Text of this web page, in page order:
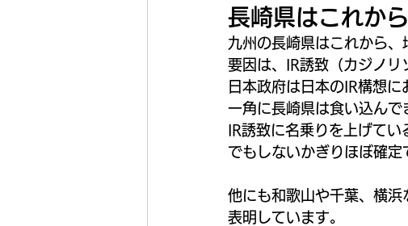
長崎県はこれか
九州の長崎県はこれから、
要因は、IR誘致（カジノリ
日本政府は日本のIR構想
一角に長崎県は食い込んで
IR誘致に名乗りを上げて
でもしないかぎりほぼ確定
他にも和歌山や千葉、横
表明しています。